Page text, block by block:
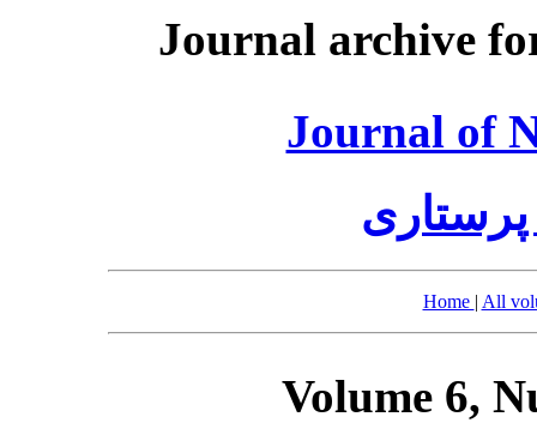
Journal archive
Journal of
Home | All
Volume 6,